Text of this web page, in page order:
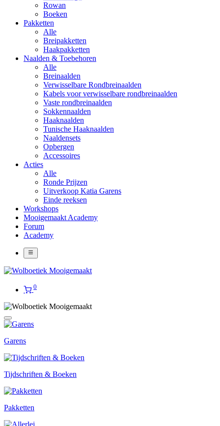
Rowan
Boeken
Pakketten
Alle
Breipakketten
Haakpakketten
Naalden & Toebehoren
Alle
Breinaalden
Verwisselbare Rondbreinaalden
Kabels voor verwisselbare rondbreinaalden
Vaste rondbreinaalden
Sokkennaalden
Haaknaalden
Tunische Haaknaalden
Naaldensets
Opbergen
Accessoires
Acties
Alle
Ronde Prijzen
Uitverkoop Katia Garens
Einde reeksen
Workshops
Mooigemaakt Academy
Forum
Academy
0
Garens
Tijdschriften & Boeken
Pakketten